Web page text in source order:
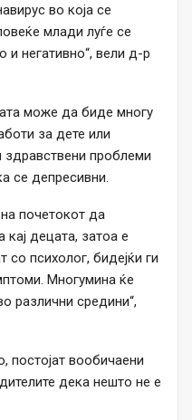
во која се
млади луѓе се
и негативно“, вели д-р
може да биде многу
за дете или
здравствени проблеми
се депресивни.
почетокот да
кај децата, затоа е
со психолог, бидејќи ги
Многумина ќе
различни средини“,
постојат вообичаени
дека нешто не е